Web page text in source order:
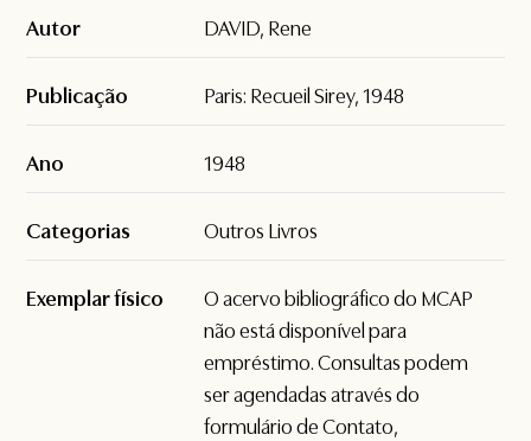
Autor DAVID, Rene
Publicação Paris: Recueil Sirey, 1948
Ano 1948
Categorias Outros Livros
Exemplar físico
O acervo bibliográfico do MCAP
não está disponível para
empréstimo. Consultas podem
ser agendadas através do
formulário deContato,